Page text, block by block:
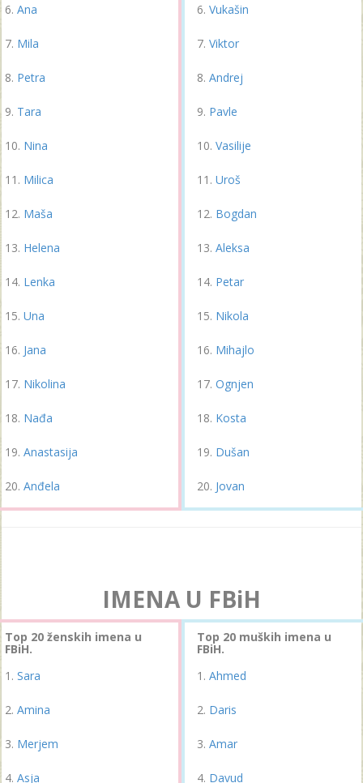
Ana
Mila
Petra
Tara
Nina
Milica
Maša
Helena
Lenka
Una
Jana
Nikolina
Nađa
Anastasija
Anđela
Vukašin
Viktor
Andrej
Pavle
Vasilije
Uroš
Bogdan
Aleksa
Petar
Nikola
Mihajlo
Ognjen
Kosta
Dušan
Jovan
IMENA U FBiH
Top 20 ženskih imena u
FBiH.
Sara
Amina
Merjem
Asja
Top 20 muških imena u
FBiH.
Ahmed
Daris
Amar
Davud